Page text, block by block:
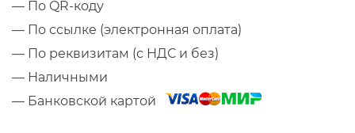
— По QR-коду
— По ссылке (электронная оплата)
— По реквизитам (с НДС и без)
— Наличными
— Банковской картой